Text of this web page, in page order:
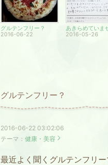
グルテンフリー？
2016-06-22
2016-05-26
グルテンフリー？
2016-06-22 03:02:06
テーマ： 健康・美容
最近よく聞くグルテンフリー